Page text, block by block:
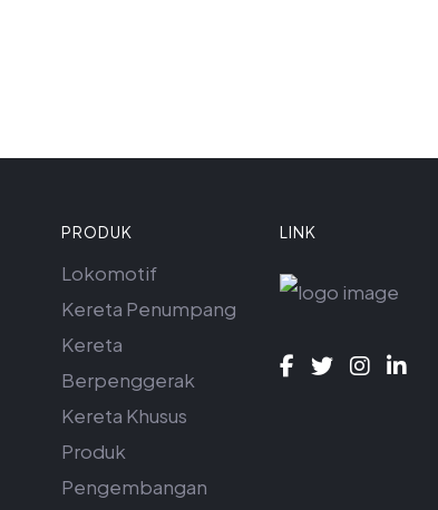
PRODUK
Lokomotif
Kereta Penumpang
Kereta
Berpenggerak
Kereta Khusus
Produk
Pengembangan
LINK